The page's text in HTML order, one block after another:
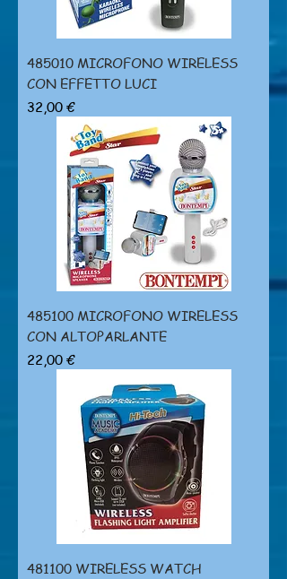
485010 MICROFONO WIRELESS
CON EFFETTO LUCI
Prezzo
32,00 €
485100 MICROFONO WIRELESS
CON ALTOPARLANTE
Prezzo
22,00 €
481100 WIRELESS WATCH